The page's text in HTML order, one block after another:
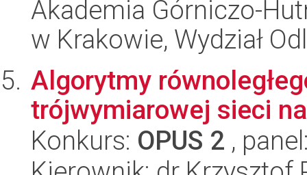
Akademia Górniczo-
w Krakowie, Wydział
Algorytmy
trójwymiarowej sieci
Konkurs: OPUS 2 ,